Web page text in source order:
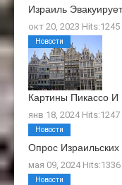
Израиль
окт 20, 2023 Hits:1245
Картины Пикассо
янв 18, 2024 Hits:1247
Новости
Опрос
мая 09, 2024 Hits:1336
Новости
Новости